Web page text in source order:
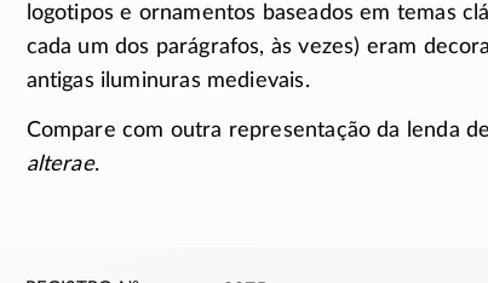
logotipos e ornamentos baseados em temas
cada um dos parágrafos, às vezes) eram
antigas iluminuras medievais.
Compare com outra representação da lenda de
alterae.